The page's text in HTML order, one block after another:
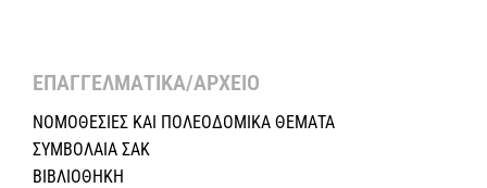
ΕΠΑΓΓΕΛΜΑΤΙΚΑ/ΑΡΧΕΙΟ ​
ΝΟΜΟΘΕΣΙΕΣ KAI ΠΟΛΕΟΔΟΜΙΚΑ ΘΕΜΑΤΑ
ΣΥΜΒΟΛΑΙΑ ΣΑΚ
ΒΙΒΛΙΟΘΗΚΗ